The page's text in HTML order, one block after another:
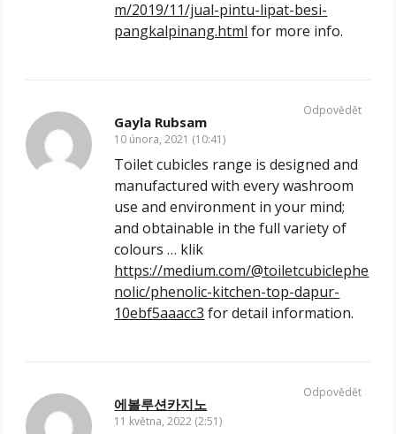
m/2019/11/jual-pintu-lipat-besi-
pangkalpinang.html for more info.
Gayla Rubsam
10 února, 2021 (10:41)
Toilet cubicles range is designed and
manufactured with every washroom
use and environment in your mind;
and obtainable in the full variety of
colours … klik
https://medium.com/@toiletcubiclephe
nolic/phenolic-kitchen-top-dapur-
10ebf5aaacc3 for detail information.
Odpovědět
에볼루션카지노
11 května, 2022 (2:51)
Odpovědět